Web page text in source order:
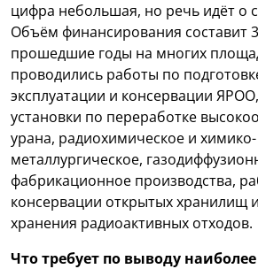
цифра небольшая, но речь идёт о
Объём финансирования составит
прошедшие годы на многих
проводились работы по
эксплуатации и консервации
установки по переработке
урана, радиохимическое и химико-
металлургическое,
фабрикационное производства,
консервации открытых хранилищ
хранения радиоактивных отходов.
Что требует по выводу